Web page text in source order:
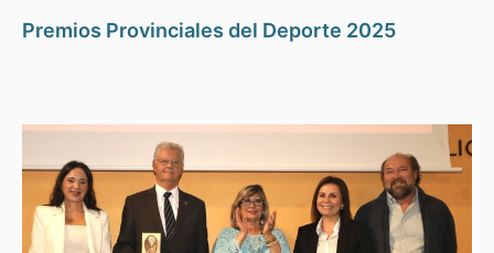
Premios Provinciales del Deporte 2025